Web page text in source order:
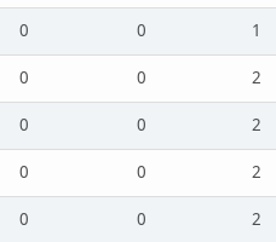
0 0
1
0 0
2
0 0
2
0 0
2
0 0
2